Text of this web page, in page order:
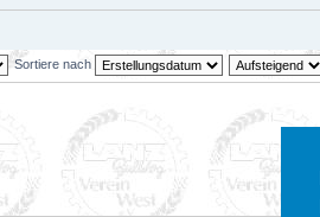
Sortiere nach